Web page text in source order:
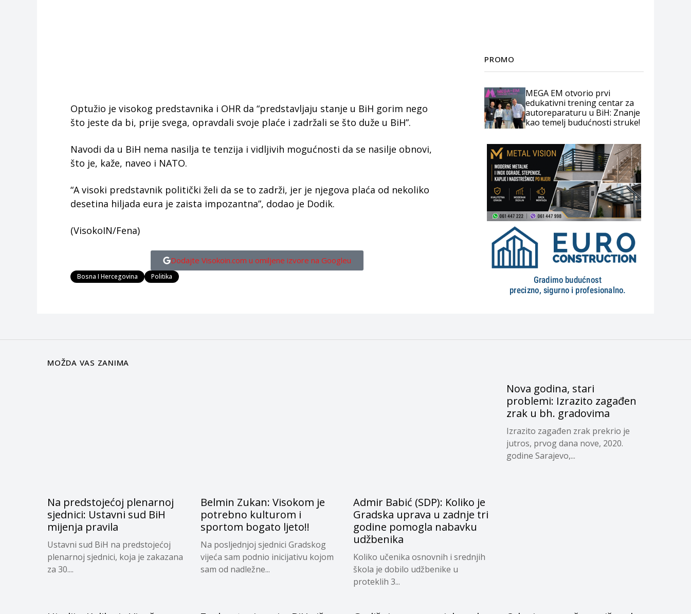
Optužio je visokog predstavnika i OHR da “predstavljaju stanje u BiH gorim nego
što jeste da bi, prije svega, opravdali svoje plaće i zadržali se što duže u BiH”.
Navodi da u BiH nema nasilja te tenzija i vidljivih mogućnosti da se nasilje obnovi,
što je, kaže, naveo i NATO.
“A visoki predstavnik politički želi da se to zadrži, jer je njegova plaća od nekoliko
desetina hiljada eura je zaista impozantna”, dodao je Dodik.
(VisokoIN/Fena)
Dodajte Visokoin.com u omiljene izvore na Googleu
Bosna I Hercegovina Politika
PROMO
MEGA EM otvorio prvi
edukativni trening centar za
autoreparaturu u BiH: Znanje
kao temelj budućnosti struke!
MOŽDA VAS ZANIMA
Na predstojećoj plenarnoj
sjednici: Ustavni sud BiH
mijenja pravila
Ustavni sud BiH na predstojećoj
plenarnoj sjednici, koja je zakazana
za 30....
Belmin Zukan: Visokom je
potrebno kulturom i
sportom bogato ljeto!!
Na posljednjoj sjednici Gradskog
vijeća sam podnio inicijativu kojom
sam od nadležne...
Admir Babić (SDP): Koliko je
Gradska uprava u zadnje tri
godine pomogla nabavku
udžbenika
Koliko učenika osnovnih i srednjih
škola je dobilo udžbenike u
proteklih 3...
Nova godina, stari
problemi: Izrazito zagađen
zrak u bh. gradovima
Izrazito zagađen zrak prekrio je
jutros, prvog dana nove, 2020.
godine Sarajevo,...